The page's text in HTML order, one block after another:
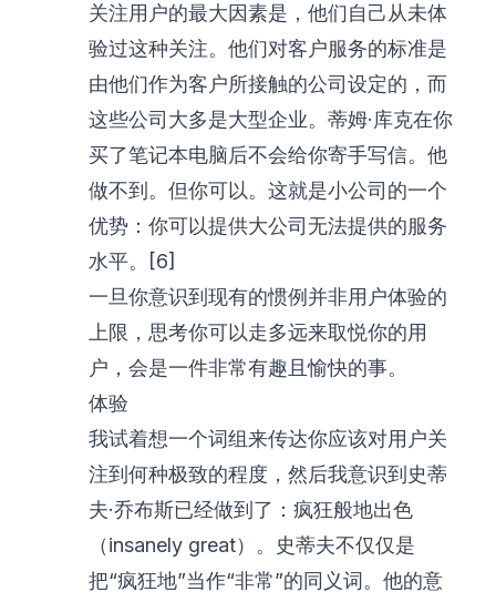
关注用户的最大因素是，他们自己从未体
验过这种关注。他们对客户服务的标准是
由他们作为客户所接触的公司设定的，而
这些公司大多是大型企业。蒂姆·库克在你
买了笔记本电脑后不会给你寄手写信。他
做不到。但你可以。这就是小公司的一个
优势：你可以提供大公司无法提供的服务
水平。[6]
一旦你意识到现有的惯例并非用户体验的
上限，思考你可以走多远来取悦你的用
户，会是一件非常有趣且愉快的事。
体验
我试着想一个词组来传达你应该对用户关
注到何种极致的程度，然后我意识到史蒂
夫·乔布斯已经做到了：疯狂般地出色
（insanely great）。史蒂夫不仅仅是
把“疯狂地”当作“非常”的同义词。他的意